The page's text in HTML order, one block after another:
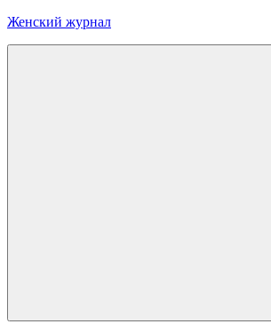
Перейти
Женский журнал